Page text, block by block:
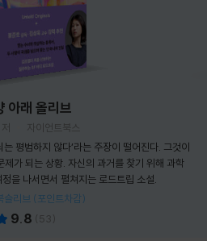
아래 올리브
자이언트북스
평범하지 않다’라는 주장이 떨어진다. 그것이
가 되는 상황. 자신의 과거를 찾기 위해 과학
을 나서면서 펼쳐지는 로드트립 소설.
슬리브 (포인트차감)
9.8 (53)